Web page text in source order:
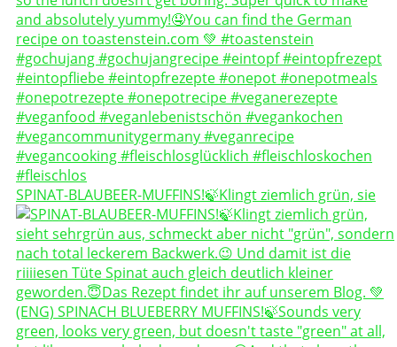
SPINAT-BLAUBEER-MUFFINS!🍃Klingt ziemlich grün, sie